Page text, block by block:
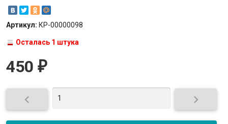
Артикул: КР-00000098
Осталась 1 штука
450 ₽
 